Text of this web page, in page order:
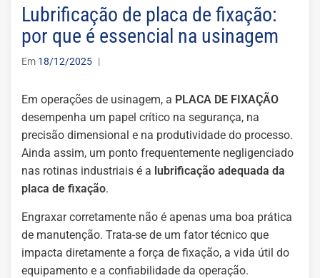
Lubrificação de placa de fixação:
por que é essencial na usinagem
Em 18/12/2025 |
Em operações de usinagem, a PLACA DE FIXAÇÃO
desempenha um papel crítico na segurança, na
precisão dimensional e na produtividade do processo.
Ainda assim, um ponto frequentemente negligenciado
nas rotinas industriais é a lubrificação adequada da
placa de fixação.
Engraxar corretamente não é apenas uma boa prática
de manutenção. Trata-se de um fator técnico que
impacta diretamente a força de fixação, a vida útil do
equipamento e a confiabilidade da operação.